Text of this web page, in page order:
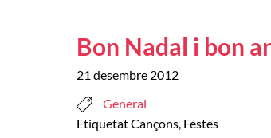
Bon Nadal i bon
21 desembre 2012
General
EtiquetatCançons, Festes